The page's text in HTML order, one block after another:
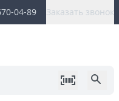
04-89 Заказать звонок